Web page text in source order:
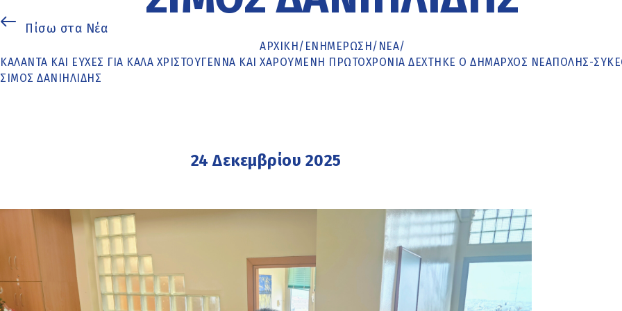
Πίσω στα Νέα
ΑΡΧΙΚΉ/ ΕΝΗΜΈΡΩΣΗ/ ΝΕΑ/
ΚΆΛΑΝΤΑ ΚΑΙ ΕΥΧΈΣ ΓΙΑ ΚΑΛΆ ΧΡΙΣΤΟΎΓΕΝΝΑ ΚΑΙ ΧΑΡΟΎΜΕΝΗ ΠΡΩΤΟΧΡΟΝΙΆ ΔΈΧΤΗΚΕ Ο ΔΉΜΑΡΧΟΣ ΝΕΆΠΟΛΗΣ-
ΣΊΜΟΣ ΔΑΝΙΗΛΊΔΗΣ
24 Δεκεμβρίου 2025